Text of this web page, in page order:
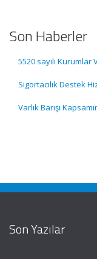
Son Haberler
5520 sayılı
Sigortacılık Destek
Varlık Barışı
Son Yazılar